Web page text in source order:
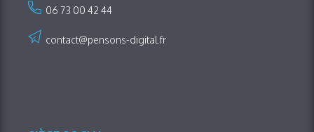
06 73 00 42 44
contact@pensons-digital.fr